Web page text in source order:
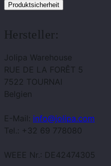
Produktsicherheit
Hersteller:
Jolipa Warehouse
RUE DE LA FORÊT 5
7522 TOURNAI
Belgien
E-Mail: info@jolipa.com
Tel.: +32 69 778080
WEEE Nr.: DE42474305